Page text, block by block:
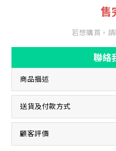
售
若想購買，請
聯絡
商品描述
送貨及付款方式
顧客評價